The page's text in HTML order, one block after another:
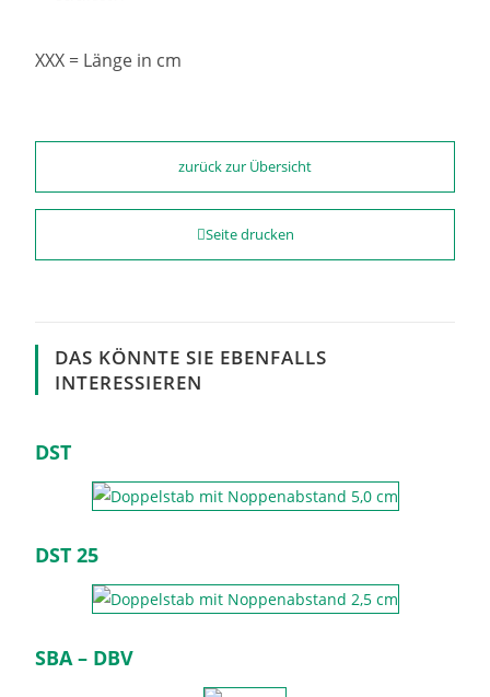
XXX = Länge in cm
zurück zur Übersicht
Seite drucken
DAS KÖNNTE SIE EBENFALLS
INTERESSIEREN
DST
DST 25
SBA – DBV